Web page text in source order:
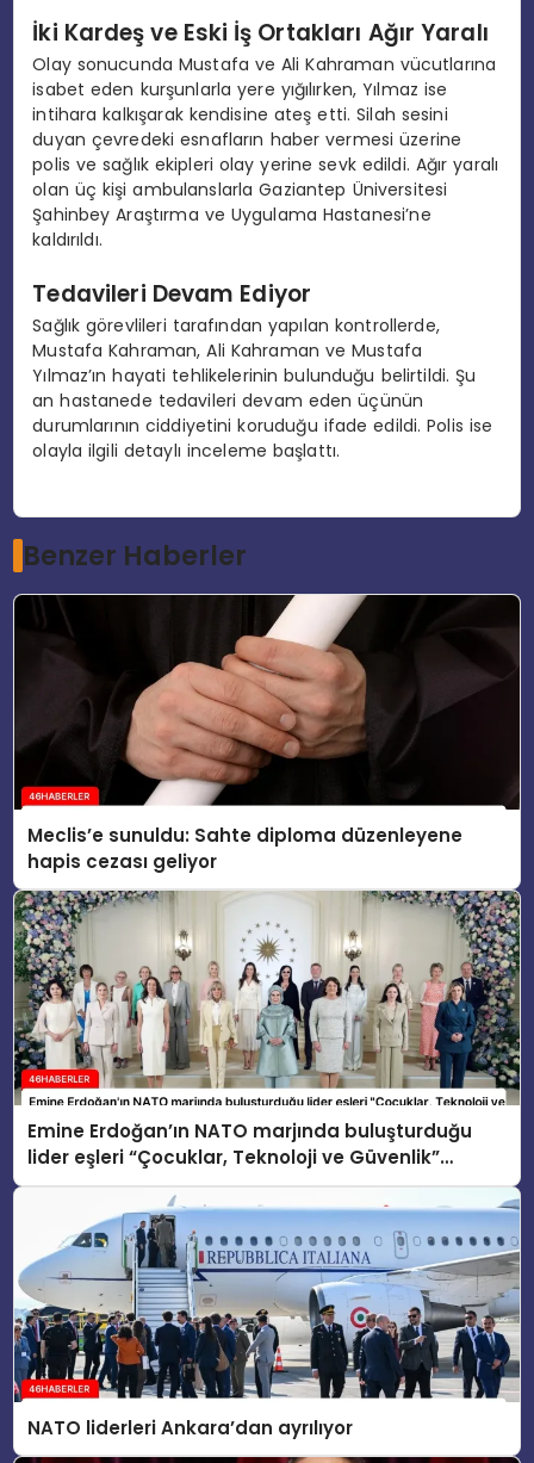
İki Kardeş ve Eski İş Ortakları Ağır Yaralı
Olay sonucunda Mustafa ve Ali Kahraman vücutlarına
isabet eden kurşunlarla yere yığılırken, Yılmaz ise
intihara kalkışarak kendisine ateş etti. Silah sesini
duyan çevredeki esnafların haber vermesi üzerine
polis ve sağlık ekipleri olay yerine sevk edildi. Ağır yaralı
olan üç kişi ambulanslarla Gaziantep Üniversitesi
Şahinbey Araştırma ve Uygulama Hastanesi’ne
kaldırıldı.
Tedavileri Devam Ediyor
Sağlık görevlileri tarafından yapılan kontrollerde,
Mustafa Kahraman, Ali Kahraman ve Mustafa
Yılmaz’ın hayati tehlikelerinin bulunduğu belirtildi. Şu
an hastanede tedavileri devam eden üçünün
durumlarının ciddiyetini koruduğu ifade edildi. Polis ise
olayla ilgili detaylı inceleme başlattı.
Benzer Haberler
Meclis’e sunuldu: Sahte diploma düzenleyene
hapis cezası geliyor
Emine Erdoğan’ın NATO marjında buluşturduğu
lider eşleri “Çocuklar, Teknoloji ve Güvenlik”
konusunu ele aldı
NATO liderleri Ankara’dan ayrılıyor